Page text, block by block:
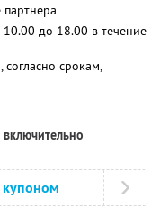
10.00 до 18.00 в течение
срокам,
купоном